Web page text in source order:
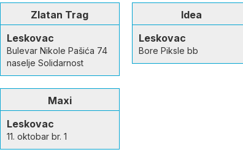
Zlatan Trag
Leskovac
Bulevar Nikole Pašića 74
naselje Solidarnost
Idea
Leskovac
Bore Piksle bb
Maxi
Leskovac
11. oktobar br. 1